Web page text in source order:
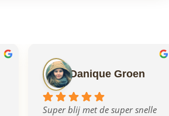
Danique Groen
Super blij met de super snelle